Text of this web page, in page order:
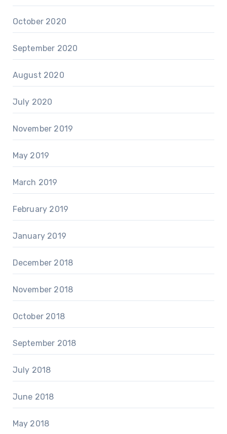
October 2020
September 2020
August 2020
July 2020
November 2019
May 2019
March 2019
February 2019
January 2019
December 2018
November 2018
October 2018
September 2018
July 2018
June 2018
May 2018